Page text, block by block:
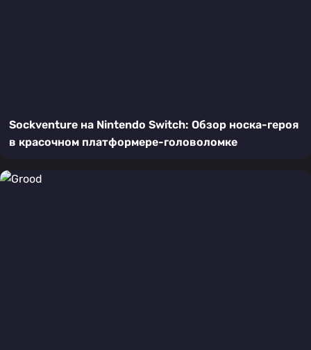
Sockventure на Nintendo Switch: Обзор носка-героя
в красочном платформере-головоломке